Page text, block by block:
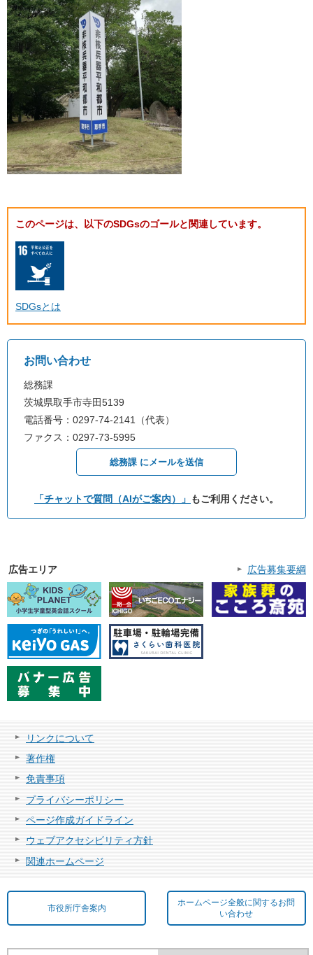
このページは、以下のSDGsのゴールと関連しています。
SDGsとは
お問い合わせ
総務課
茨城県取手市寺田5139
電話番号：0297-74-2141（代表）
ファクス：0297-73-5995
総務課 にメールを送信
「チャットで質問（AIがご案内）」 もご利用ください。
広告エリア 広告募集要綱
リンクについて
著作権
免責事項
プライバシーポリシー
ページ作成ガイドライン
ウェブアクセシビリティ方針
関連ホームページ
市役所庁舎案内
ホームページ全般に関するお問
い合わせ